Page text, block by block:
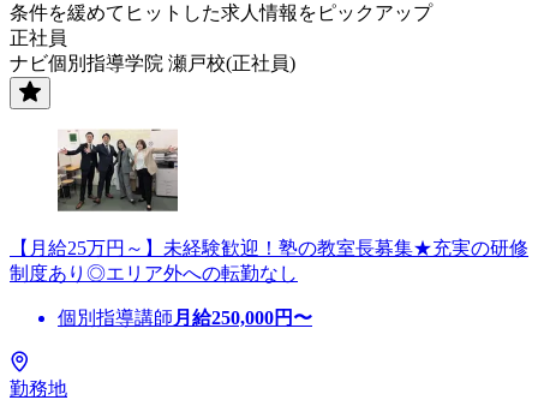
条件を緩めてヒットした求人情報をピックアップ
正社員
ナビ個別指導学院 瀬戸校(正社員)
【月給25万円～】未経験歓迎！塾の教室長募集★充実の研修
制度あり◎エリア外への転勤なし
個別指導講師 月給250,000円〜
勤務地